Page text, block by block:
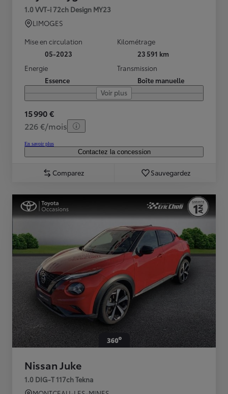
1.0 VVT-i 72ch Design MY23
LIMOGES
Mise en circulation
05-2023
Kilométrage
23 591 km
Energie
Essence
Transmission
Boîte manuelle
Voir plus
15 990 €
226 €/mois
En savoir plus
Contactez la concession
Comparez Sauvegardez
Nissan Juke
1.0 DIG-T 117ch Tekna